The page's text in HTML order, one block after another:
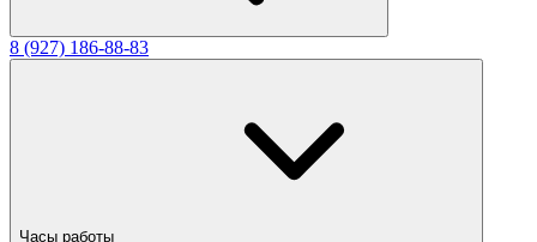
8 (927) 186-88-83
Часы работы